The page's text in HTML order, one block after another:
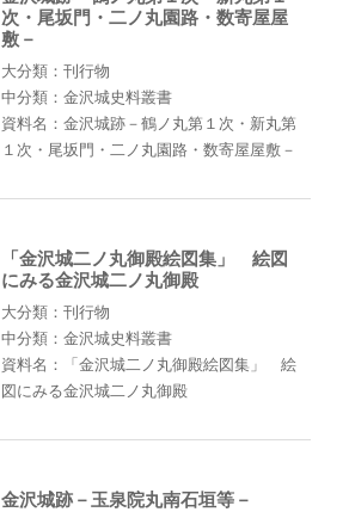
次・尾坂門・二ノ丸園路・数寄屋屋
敷－
大分類：刊行物
中分類：金沢城史料叢書
資料名：金沢城跡－鶴ノ丸第１次・新丸第
１次・尾坂門・二ノ丸園路・数寄屋屋敷－
「金沢城二ノ丸御殿絵図集」 絵図
にみる金沢城二ノ丸御殿
大分類：刊行物
中分類：金沢城史料叢書
資料名：「金沢城二ノ丸御殿絵図集」 絵
図にみる金沢城二ノ丸御殿
金沢城跡－玉泉院丸南石垣等－